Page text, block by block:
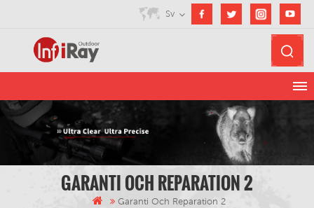
Sv
GARANTI OCH REPARATION 2
Garanti Och Reparation 2